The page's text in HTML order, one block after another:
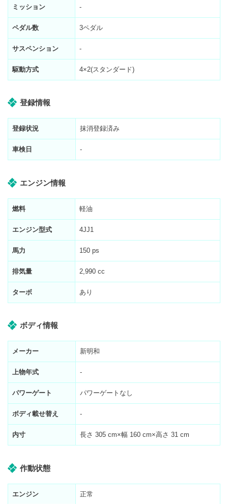
ミッション -
ペダル数 3ペダル
サスペンション -
駆動方式 4×2(スタンダード)
登録情報
登録状況 抹消登録済み
車検日 -
エンジン情報
燃料 軽油
エンジン型式 4JJ1
馬力 150 ps
排気量 2,990 cc
ターボ あり
ボディ情報
メーカー 新明和
上物年式 -
パワーゲート パワーゲートなし
ボディ載せ替え -
内寸 長さ 305 cm×幅 160 cm×高さ 31 cm
作動状態
エンジン 正常